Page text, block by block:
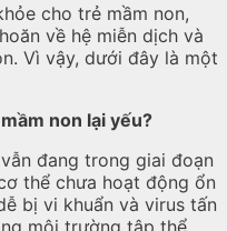
cho trẻ mầm non,
về hệ miễn dịch và
Vì vậy, dưới đây là một
non lại yếu?
đang trong giai đoạn
thể chưa hoạt động ổn
bị vi khuẩn và virus tấn
môi trường tập thể